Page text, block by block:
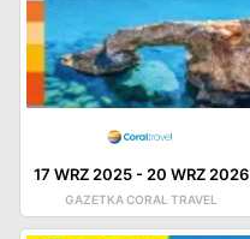
17 WRZ 2025-20 WRZ 2026
GAZETKA CORAL TRAVEL